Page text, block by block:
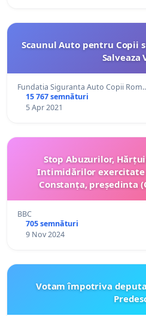
Scaunul Auto pentru Copii si Centura de Siguranta
Salveaza
Fundatia Siguranta Auto Copii
15 767 semnături
5 Apr 2021
Stop Abuzurilor,
Intimidărilor exercitate
Constanța, președinta
BBC
705 semnături
9 Nov 2024
Votam împotriva